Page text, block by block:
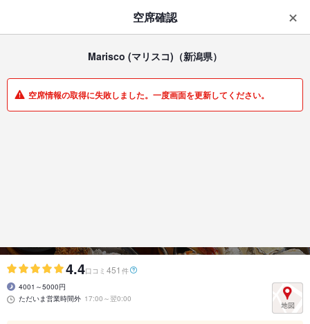
はじめてのアプリ予約で最大1,000円分ポイントもらえる
ダウンロード アプリで開く
一覧 マイメニュー
4.4口コミ 451 件
4001～5000円
ただいま営業時間外 17:00～翌0:00
空席確認
Marisco (マリスコ) （新潟県）
空席情報の取得に失敗しました。一度画面を更新してください。